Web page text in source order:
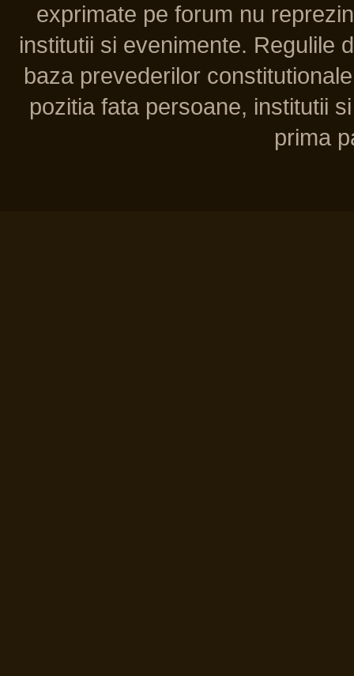
exprimate pe forum nu
institutii si evenimente. Regulile
baza prevederilor
pozitia fata persoane, institutii
prima